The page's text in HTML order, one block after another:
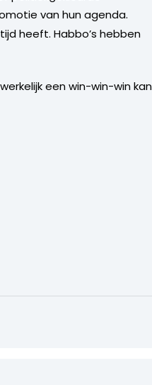
van hun agenda.
heeft. Habbo’s hebben
een win-win-win kan